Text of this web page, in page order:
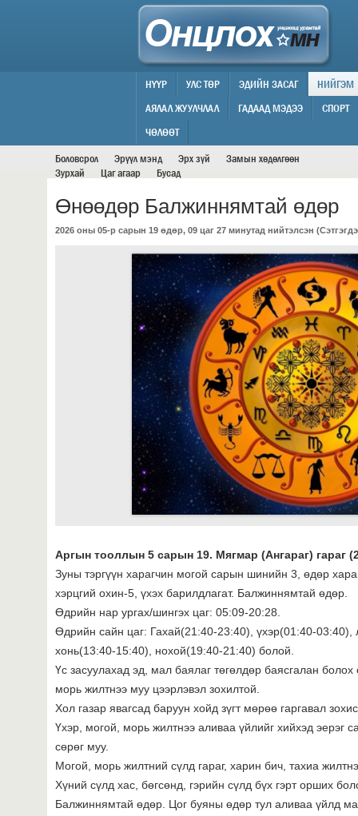
НИЙГЭМ
НҮҮР УЛС ТӨР ЭДИЙН ЗАСАГ
НИЙГЭМ
АЯЛАЛ ЖУУЛЧЛАЛ
ГАДААД МЭДЭЭ
СПОРТ
ЧӨЛӨӨТ
Боловсрол
Эрүүл мэнд Эрх зүй
Замын хөдөлгөөн
Зурхай
Цаг агаар Бусад
Өнөөдөр Балжиннямтай өдөр
2026 оны 05-р сарын 19 өдөр, 09 цаг 27 минутад нийтэлсэн (
Аргын тооллын 5 сарын 19. Мягмар (Ангараг) гараг
Зуны тэргүүн харагчин могой сарын шинийн 3, өдөр
хэрцгий охин-5, үхэх барилдлагат. Балжиннямтай өдөр.
Өдрийн нар ургах/шингэх цаг: 05:09-20:28.
Өдрийн сайн цаг: Гахай(21:40-23:40), үхэр(01:40-
хонь(13:40-15:40), нохой(19:40-21:40) болой.
Үс засуулахад эд, мал баялаг төгөлдөр баясгалан
морь жилтнээ муу цээрлэвэл зохилтой.
Хол газар явагсад баруун хойд зүгт мөрөө гаргавал
Үхэр, могой, морь жилтнээ аливаа үйлийг хийхэд эерэг
сөрөг муу.
Могой, морь жилтний сүлд гараг, харин бич, тахиа
Хүний сүлд хас, бөгсөнд, гэрийн сүлд бүх гэрт орших
Балжиннямтай өдөр. Цог буяны өдөр тул аливаа үйлд